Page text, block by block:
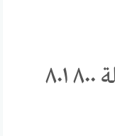
حل كلمات كراش مرحلة ٨٠٠ ٨٠١